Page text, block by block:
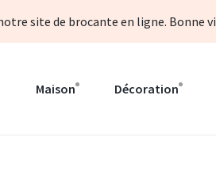
site de brocante en ligne. Bonne
Maison Décoration